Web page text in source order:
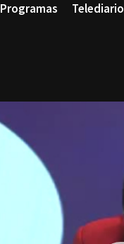
Programas Telediario